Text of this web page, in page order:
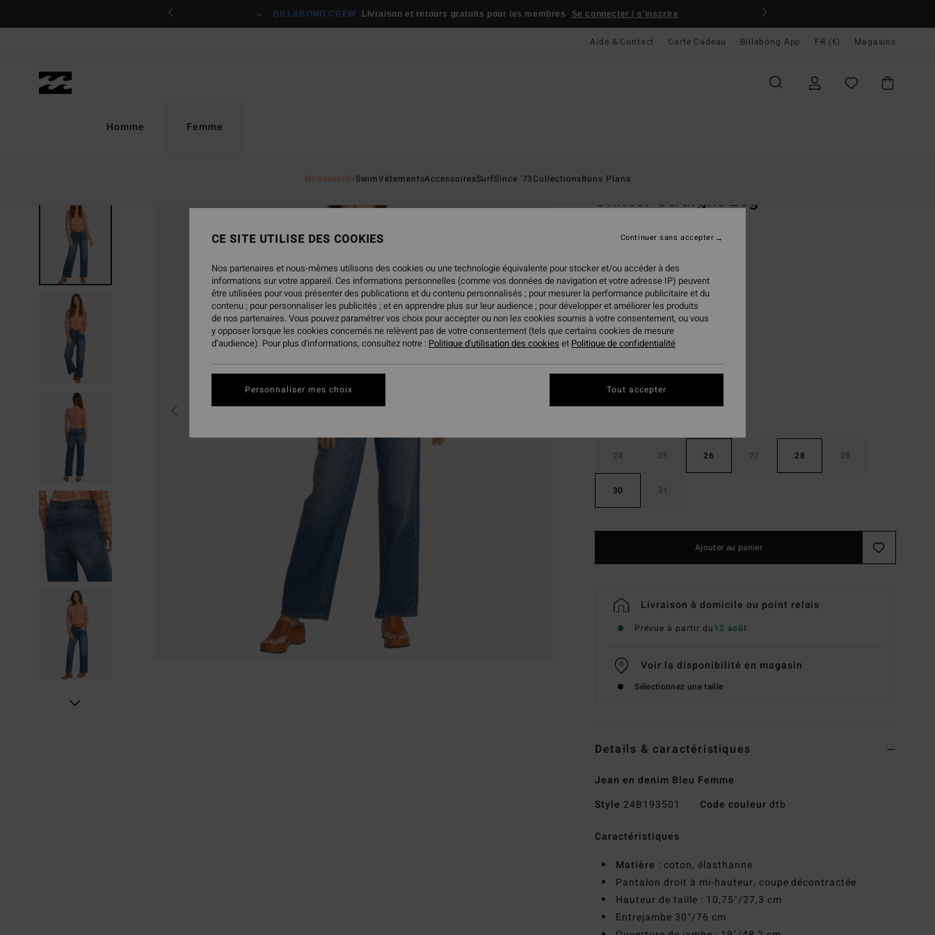
BILLABONG CREW Livraison et retours gratuits pour les membres Se connecter / s'inscrire
Aide & Contact Carte Cadeau Billabong App FR (€) Magasins
Homme Femme
NouveautésSwimVêtementsAccessoiresSurfSince '73CollectionsBons Plans
Shifter Straight Leg
(1 Avis)
89,95 €
50%
44,98 €
BONS PLANS
CouleurDirty Vintage Blue
24 25 26 27 28 29
30 31
Ajouter au panier
Livraison à domicile ou point relais
Prévue à partir du12 août
Voir la disponibilité en magasin
Sélectionnez une taille
Details & caractéristiques
Jean en denim Bleu Femme
Style 24B193501 Code couleur dtb
Caractéristiques
Matière : coton, élasthanne
Pantalon droit à mi-hauteur, coupe décontractée
Hauteur de taille : 10,75"/27,3 cm
Entrejambe 30"/76 cm
CE SITE UTILISE DES COOKIES
Nos partenaires et nous-mêmes utilisons des cookies ou une technologie équivalente pour stocker et/ou accéder à des
informations sur votre appareil. Ces informations personnelles (comme vos données de navigation et votre adresse IP) peuvent
être utilisées pour vous présenter des publications et du contenu personnalisés ; pour mesurer la performance publicitaire et du
contenu ; pour personnaliser les publicités ; et en apprendre plus sur leur audience ; pour développer et améliorer les produits
de nos partenaires. Vous pouvez paramétrer vos choix pour accepter ou non les cookies soumis à votre consentement, ou vous
y opposer lorsque les cookies concernés ne relèvent pas de votre consentement (tels que certains cookies de mesure
d’audience). Pour plus d'informations, consultez notre : Politique d'utilisation des cookies et Politique de confidentialité
Personnaliser mes choix
Continuer sans accepter
Tout accepter